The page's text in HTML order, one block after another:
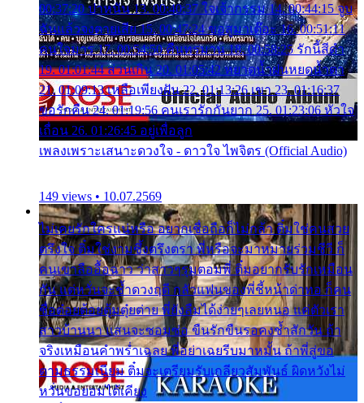
00:37:20 ปาหนัน 13. 00:40:37 ใจเจ้ากรรม 14. 00:44:15 จูบ
ฉันแล้วจงตายเสีย 15. 00:47:24 ขอสูมาเต๊อะ 16. 00:51:11
คนใจมาร 17. 00:54:50 คืนทรมาน 18. 00:58:25 รักนี้สีดำ
19. 01:01:44 ส่วนเกิน 20. 01:05:42 หยาดน้ำฝนหยดน้ำตา
21. 01:09:13 เหลือเพียงฝัน 22. 01:13:26 เขา 23. 01:16:37
ขอรักคืน 24. 01:19:56 คนเรารักกันยาก 25. 01:23:06 หัวใจ
เถื่อน 26. 01:26:45 อยู่เพื่อลูก
เพลงเพราะเสนาะดวงใจ - ดาวใจ ไพจิตร (Official Audio)
149 views • 10.07.2569
ไม่เคยรักใครแน่หรือ อยากเชื่อถือก็ไม่กล้า ติ๋มใช่คนสวย
ตรึงใจ ติ๋มใช่งามซึ้งตรึงตรา พี่หรือจะมาหมายร่วมชีวี ก็
คนเขาลืออื้อฉาว ว่าสาวๆรุมตอมพี่ ติ๋มอยากรับรักเหมือน
กัน แต่หวั่นจะช้ำดวงฤดี กลัวแฟนของพี่ชี้หน้าด่าทอ ก็คน
ชื่อต๋อยต้อยตุ้มตุ๋ยต่าย พี่ยังลืมได้ง่ายๆเลยหนอ แค่ตัวเรา
สาวบ้านนา แสนจะซอมซ่อ ขืนรักขืนรอคงช้ำสักวัน ถ้า
จริงเหมือนคำพร่ำเฉลย พี่อย่าเฉยรีบมาหมั้น ถ้าพี่สู่ขอ
ตามธรรมเนียม ติ๋มจะเตรียมรับเกลียวสัมพันธ์ ผิดหวังไม่
หวั่นขอยอมได้เคียง